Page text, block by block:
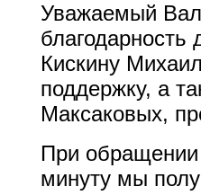
Уважаемый
благодарность
Кискину
поддержку, а
Максаковых,
При
минуту мы